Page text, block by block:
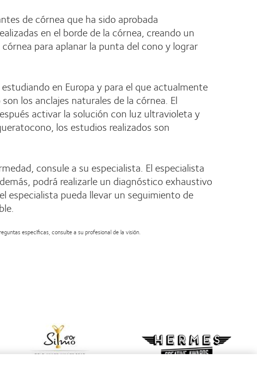
de córnea que ha sido aprobada
en el borde de la córnea, creando un
para aplanar la punta del cono y lograr
en Europa y para el que actualmente
los anclajes naturales de la córnea. El
activar la solución con luz ultravioleta y
los estudios realizados son
consule a su especialista. El especialista
podrá realizarle un diagnóstico exhaustivo
especialista pueda llevar un seguimiento de
específicas, consulte a su profesional de la visión.